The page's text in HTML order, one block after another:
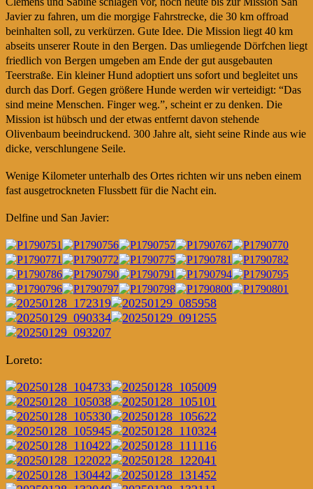
Javier zu fahren, um die morgige Fahrstrecke, die 30 km offroad
beinhalten soll, zu verkürzen. Gute Idee. Die Mission liegt 40 km
abseits unserer Route in den Bergen. Das umliegende Dörfchen liegt
friedlich von Bergen umgeben am Ende der gut ausgebauten
Teerstraße. Ein kleiner Hund adoptiert uns sofort und begleitet uns
durch das Dorf. Gegen größere Hunde werden wir verteidigt: “Das
sind meine Menschen. Finger weg.”, scheint er zu denken. Die
Mission ist hübsch und der etwas entfernt davon stehende
Olivenbaum beeindruckend. 300 Jahre alt, sieht seine Rinde aus wie
dicke, verschlungene Seile.
Wenige Kilometer unterhalb des Ortes richten wir uns neben einem
fast ausgetrockneten Flussbett für die Nacht ein.
Delfine und San Javier:
Loreto: